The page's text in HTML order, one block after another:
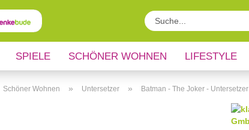
SPIELE SCHÖNER WOHNEN LIFESTYLE
REGIONALES
Schöner Wohnen » Untersetzer » Batman - The Joker - Untersetzer